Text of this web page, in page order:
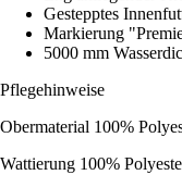
Gestepptes
Markierung
5000 mm
Pflegehinweise
Obermaterial 100%
Wattierung 100%